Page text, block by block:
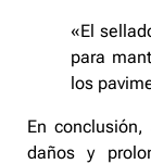
«El
para
los
En
daños y